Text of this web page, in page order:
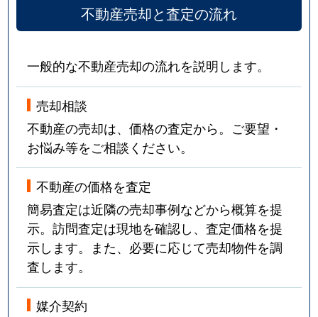
不動産売却と査定の流れ
一般的な不動産売却の流れを説明します。
売却相談
不動産の売却は、価格の査定から。ご要望・
お悩み等をご相談ください。
不動産の価格を査定
簡易査定は近隣の売却事例などから概算を提
示。訪問査定は現地を確認し、査定価格を提
示します。また、必要に応じて売却物件を調
査します。
媒介契約